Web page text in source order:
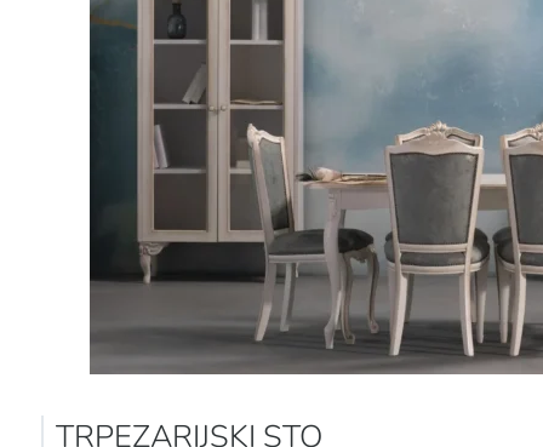
TRPEZARIJSKI STO